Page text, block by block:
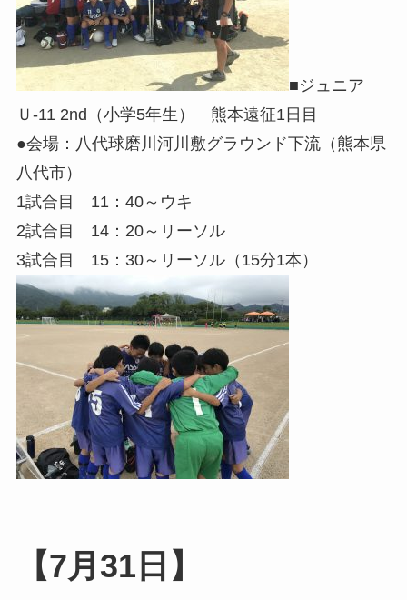
■ジュニア
Ｕ-11 2nd（小学5年生） 熊本遠征1日目
●会場：八代球磨川河川敷グラウンド下流（熊本県
八代市）
1試合目 11：40～ウキ
2試合目 14：20～リーソル
3試合目 15：30～リーソル（15分1本）
【7月31日】